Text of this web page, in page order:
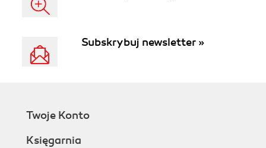
Subskrybuj newsletter »
Twoje Konto
Księgarnia